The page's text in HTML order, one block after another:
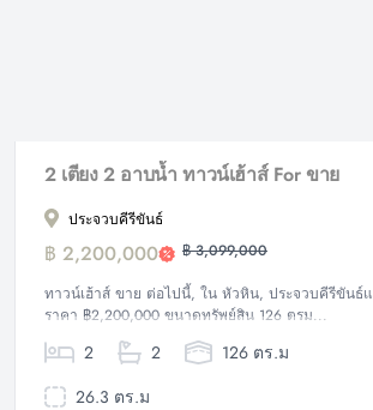
2 เตียง 2 อาบน้ำ ทาวน์เฮ้าส์ For ขาย
ประจวบคีรีขันธ์
฿ 2,200,000 ฿ 3,099,000
ทาวน์เฮ้าส์ ขาย ต่อไปนี้, ใน หัวหิน, ประจวบคีรีขันธ์
ราคา ฿2,200,000 ขนาดทรัพย์สิน 126 ตรม...
2 2
126 ตร.ม
26.3 ตร.ม